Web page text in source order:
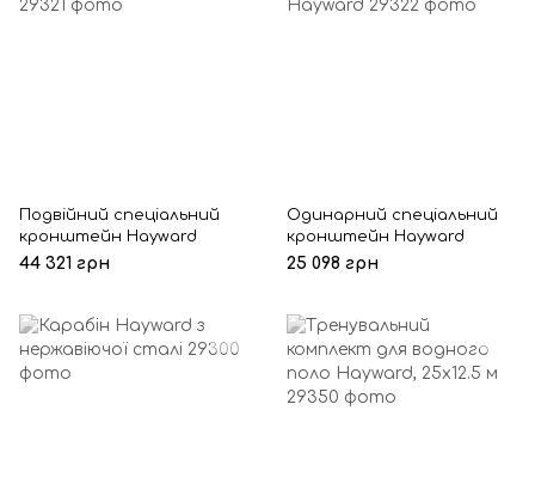
Подвійний спеціальний
кронштейн Hayward
44 321 грн
Одинарний спеціальний
кронштейн Hayward
25 098 грн